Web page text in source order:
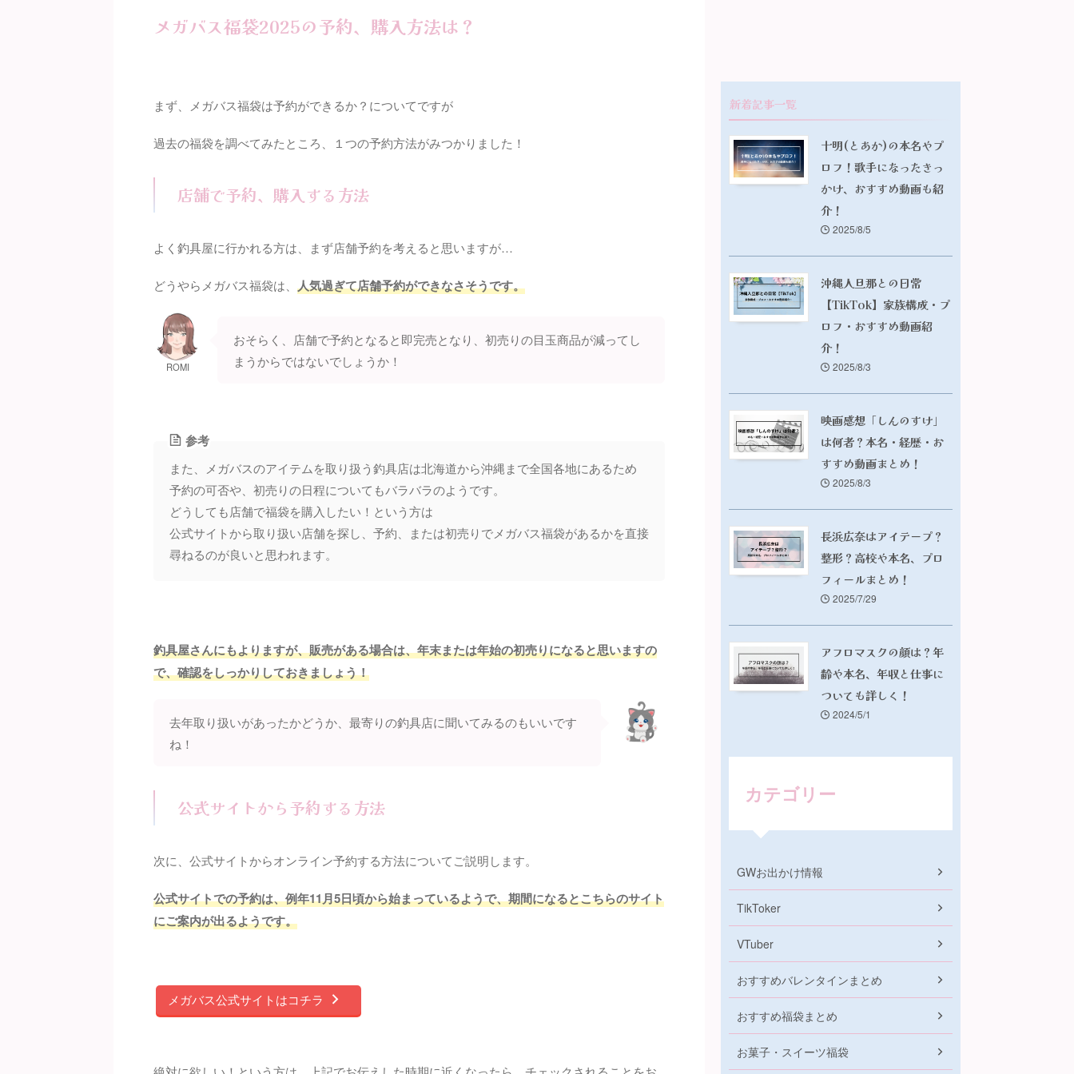
メガバス福袋2025の予約、購入方法は？
まず、メガバス福袋は予約ができるか？についてですが
過去の福袋を調べてみたところ、１つの予約方法がみつかりました！
店舗で予約、購入する方法
よく釣具屋に行かれる方は、まず店舗予約を考えると思いますが…
どうやらメガバス福袋は、 人気過ぎて店舗予約ができなさそうです。
ROMI
おそらく、店舗で予約となると即完売となり、初売りの目玉商品が減ってし
まうからではないでしょうか！
参考
また、メガバスのアイテムを取り扱う釣具店は北海道から沖縄まで全国各地にあるため
予約の可否や、初売りの日程についてもバラバラのようです。
どうしても店舗で福袋を購入したい！という方は
公式サイトから取り扱い店舗を探し、予約、または初売りでメガバス福袋があるかを直接
尋ねるのが良いと思われます。
釣具屋さんにもよりますが、販売がある場合は、年末または年始の初売りになると思いますの
で、確認をしっかりしておきましょう！
去年取り扱いがあったかどうか、最寄りの釣具店に聞いてみるのもいいです
ね！
公式サイトから予約する方法
次に、公式サイトからオンライン予約する方法についてご説明します。
公式サイトでの予約は、例年11月5日頃から始まっているようで、期間になるとこちらのサイト
にご案内が出るようです。
メガバス公式サイトはコチラ
新着記事一覧
十明(とあか)の本名やプ
ロフ！歌手になったきっ
かけ、おすすめ動画も紹
介！
2025/8/5
沖縄人旦那との日常
【TikTok】家族構成・プ
ロフ・おすすめ動画紹
介！
2025/8/3
映画感想「しんのすけ」
は何者？本名・経歴・お
すすめ動画まとめ！
2025/8/3
長浜広奈はアイテープ？
整形？高校や本名、プロ
フィールまとめ！
2025/7/29
アフロマスクの顔は？年
齢や本名、年収と仕事に
ついても詳しく！
2024/5/1
カテゴリー
GWお出かけ情報
TikToker
VTuber
おすすめバレンタインまとめ
おすすめ福袋まとめ
お菓子・スイーツ福袋